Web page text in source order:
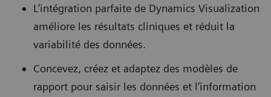
L’intégration parfaite de Dynamics Visualization
améliore les résultats cliniques et réduit la
variabilité des données.
Concevez, créez et adaptez des modèles de
rapport pour saisir les données et l’information